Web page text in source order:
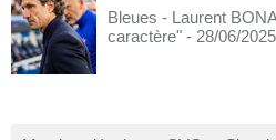
Bleues - Laurent
caractère" - 28/06/2025